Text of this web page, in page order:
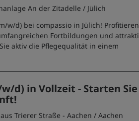
An der Zitadelle / Jülich
w/d) bei compassio in Jülich!
Fortbildungen und
aktiv die Pflegequalität in einem
d) in Vollzeit - Starten Sie
Trierer Straße - Aachen / Aachen